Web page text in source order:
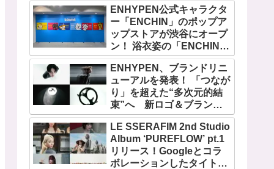
ENHYPEN公式キャラクタ
ー「ENCHIN」のポップア
ップストアが渋谷にオープ
ン！ 浴衣姿の「ENCHIN」
が登場
ENHYPEN、ブランドリニ
ューアルを発表！ 「つなが
り」を超えた“多次元的結
束”へ 新ロゴ＆ブランド
フィルム公開
LE SSERAFIM 2nd Studio
Album ‘PUREFLOW’ pt.1
リリース！Googleとコラ
ボレーションしたタイトル